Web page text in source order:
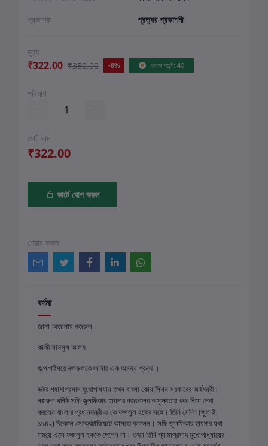
প্রকাশক
প্রত্যয় প্রকাশনী
মূল্য
₹322.00 ₹350.00 -8% ক্লাব পয়েন্ট: 40
পরিমাণ
মোট দাম
₹322.00
কার্টে যোগ করুন
শেয়ার করুন
বর্ণনা
জানা-অজানায় নজরুল
কাজী সামসুল আলম
অল্প পরিসরে নজরুলকে জানার এক অনন্য গ্রন্থ ।
ডক্টর শ্যামাপ্রসাদ মুখোপাধ্যায় তখন বাংলা কোয়ালিশন সরকারের অর্থমন্ত্রী।
নজরুল ঘনিষ্ঠ সফি জুলফিকার হায়দার নজরুলের অসুস্থতার খবর নিয়ে দেখা
করলেন বাংলার প্রধানমন্ত্রী এ কে ফজলুল হকের সঙ্গে। তিনি সেদিন (জুলাই,
১৯৪২) বিকেলে সেক্রেটারিয়েটে আসতে বললেন। সফি জুলফিকার হায়দার যথা
সময়ে এসে ফজলুল হককে পেলেন না। তখন তিনি শ্যামাপ্রসাদ মুখোপাধ্যায়ের